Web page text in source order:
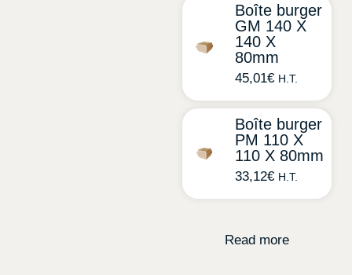
Read more
Boîte burger
GM 140 X
140 X
80mm
45,01€ H.T.
Boîte burger
PM 110 X
110 X 80mm
33,12€ H.T.